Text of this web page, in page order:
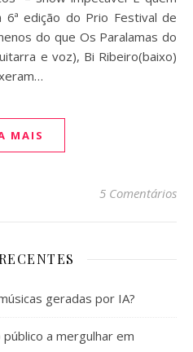
edição do Prio Festival de
do que Os Paralamas do
e voz), Bi Ribeiro(baixo)
MAIS
5 Comentários
geradas por IA?
a mergulhar em